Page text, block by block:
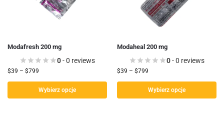
Modafresh 200 mg
0- 0 reviews
$39 – $799
Wybierz opcje
Modaheal 200 mg
0- 0 reviews
$39 – $799
Wybierz opcje